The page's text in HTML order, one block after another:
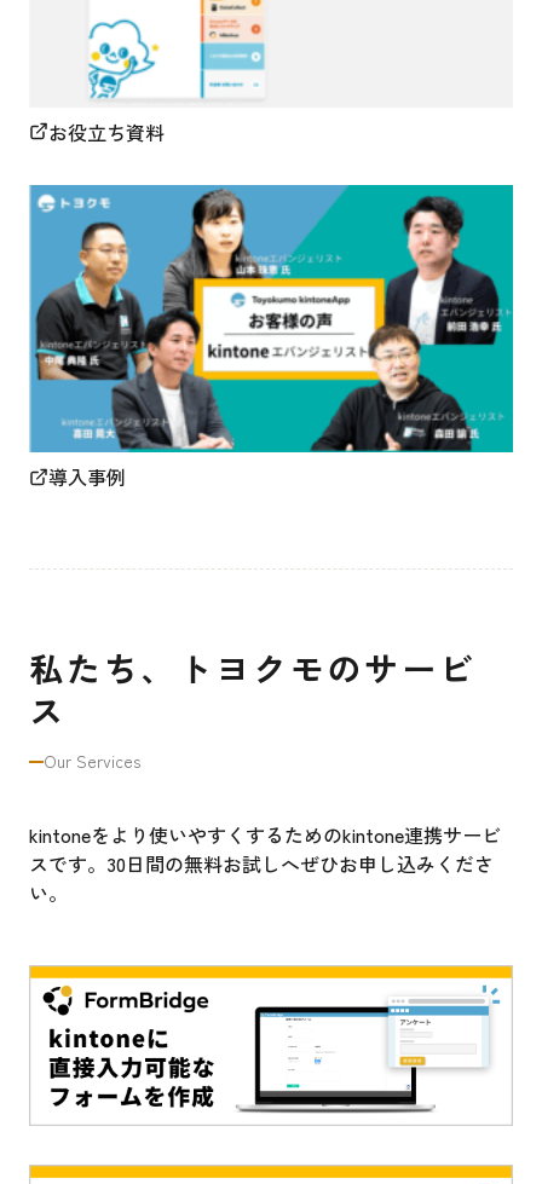
お役立ち資料
導入事例
私たち、トヨクモのサービ
ス
Our Services
kintoneをより使いやすくするためのkintone連携サービ
スです。30日間の無料お試しへぜひお申し込みくださ
い。